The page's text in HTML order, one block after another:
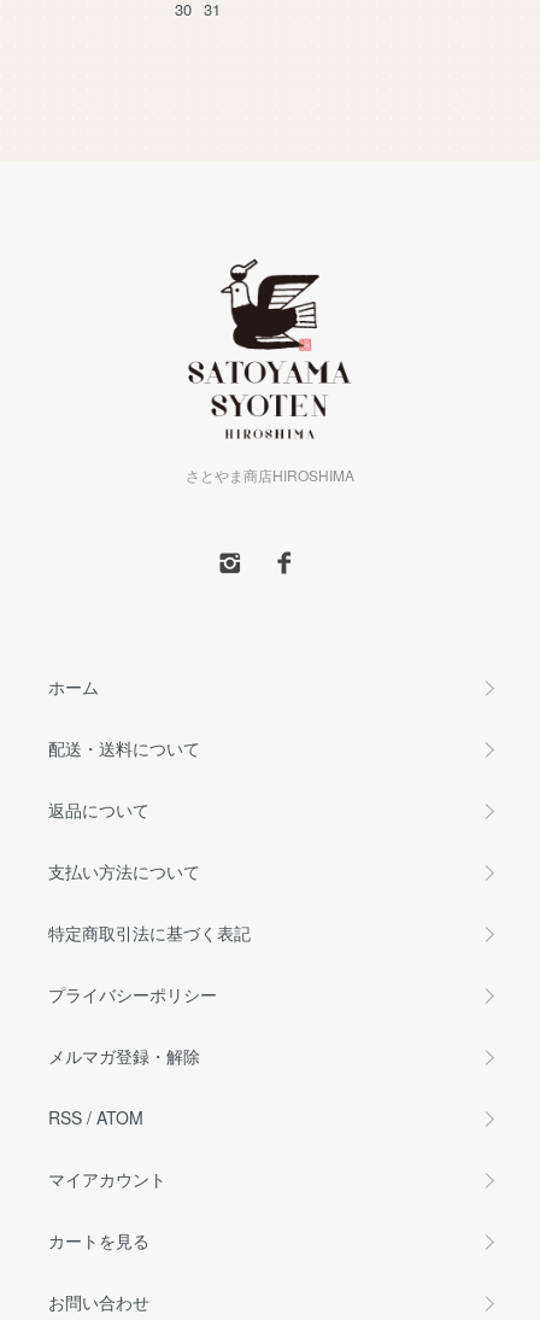
30 31
さとやま商店HIROSHIMA
ホーム
配送・送料について
返品について
支払い方法について
特定商取引法に基づく表記
プライバシーポリシー
メルマガ登録・解除
RSS / ATOM
マイアカウント
カートを見る
お問い合わせ